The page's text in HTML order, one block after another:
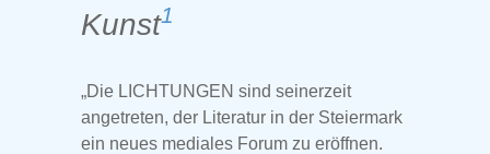
Kunst1
„Die LICHTUNGEN sind seinerzeit
angetreten, der Literatur in der Steiermark
ein neues mediales Forum zu eröffnen.